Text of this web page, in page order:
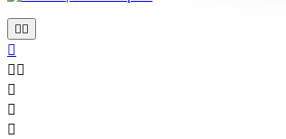
 

 


